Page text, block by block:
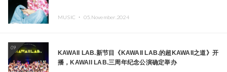
MUSIC ・ 05.November.2024
09
KAWAII LAB.新节目《KAWAII LAB.的超KAWAII之道》开
播，KAWAII LAB.三周年纪念公演确定举办